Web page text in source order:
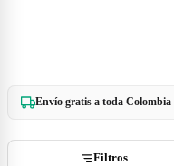
Envío gratis a toda Colombia
Filtros